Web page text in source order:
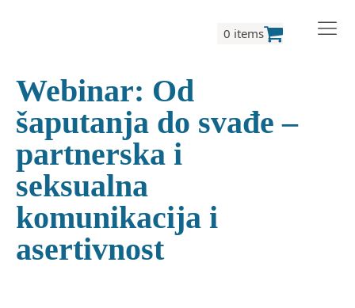
Webinar: Od
šaputanja do svađe –
partnerska i
seksualna
komunikacija i
asertivnost
0 items